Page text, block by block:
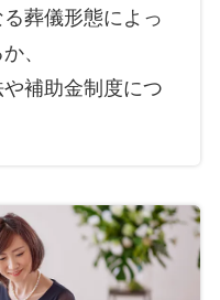
葬儀形態によっ
、
補助金制度につ